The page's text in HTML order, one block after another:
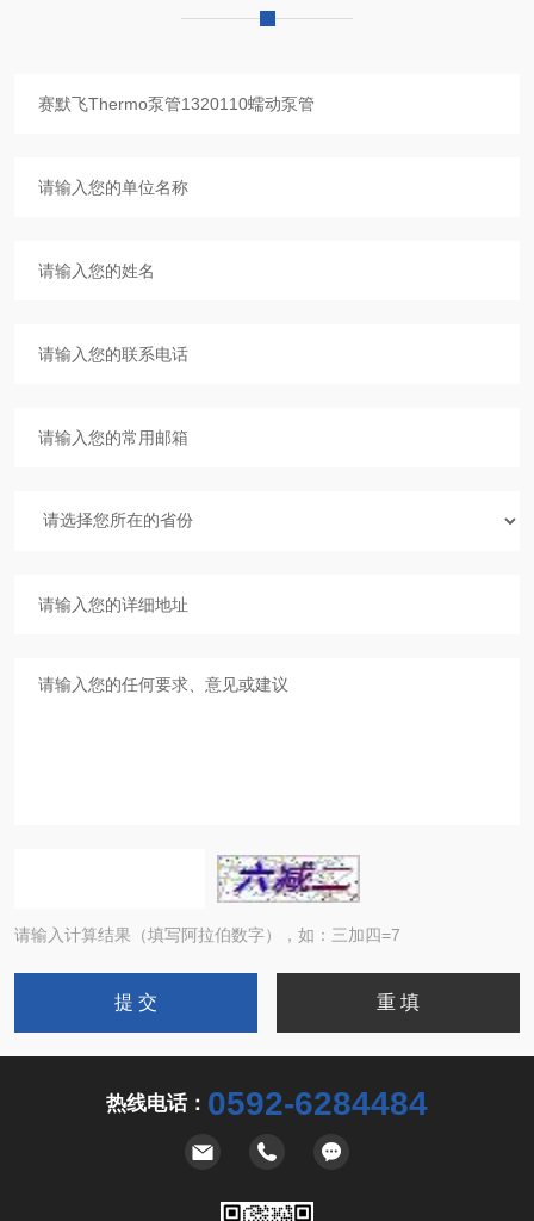
请输入计算结果（填写阿拉伯数字），如：三加四=7
热线电话： 0592-6284484